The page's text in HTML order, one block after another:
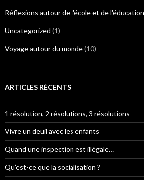
Réflexions autour de l'école et de l'éducation
Uncategorized (1)
Voyage autour du monde(10)
ARTICLES RÉCENTS
1 résolution, 2 résolutions, 3 résolutions
Vivre un deuil avec les enfants
Quand une inspection est illégale…
Qu’est-ce que la socialisation ?